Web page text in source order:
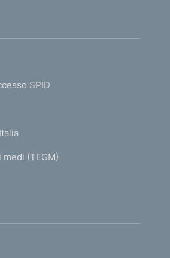
SPID
(TEGM)